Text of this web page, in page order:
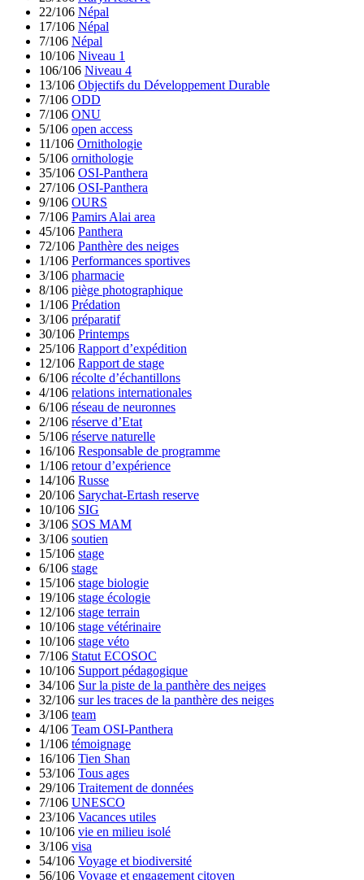
22/106 Népal
17/106 Népal
7/106 Népal
10/106 Niveau 1
106/106 Niveau 4
13/106 Objectifs du Développement Durable
7/106 ODD
7/106 ONU
5/106 open access
11/106 Ornithologie
5/106 ornithologie
35/106 OSI-Panthera
27/106 OSI-Panthera
9/106 OURS
7/106 Pamirs Alai area
45/106 Panthera
72/106 Panthère des neiges
1/106 Performances sportives
3/106 pharmacie
8/106 piège photographique
1/106 Prédation
3/106 préparatif
30/106 Printemps
25/106 Rapport d’expédition
12/106 Rapport de stage
6/106 récolte d’échantillons
4/106 relations internationales
6/106 réseau de neuronnes
2/106 réserve d’Etat
5/106 réserve naturelle
16/106 Responsable de programme
1/106 retour d’expérience
14/106 Russe
20/106 Sarychat-Ertash reserve
10/106 SIG
3/106 SOS MAM
3/106 soutien
15/106 stage
6/106 stage
15/106 stage biologie
19/106 stage écologie
12/106 stage terrain
10/106 stage vétérinaire
10/106 stage véto
7/106 Statut ECOSOC
10/106 Support pédagogique
34/106 Sur la piste de la panthère des neiges
32/106 sur les traces de la panthère des neiges
3/106 team
4/106 Team OSI-Panthera
1/106 témoignage
16/106 Tien Shan
53/106 Tous ages
29/106 Traitement de données
7/106 UNESCO
23/106 Vacances utiles
10/106 vie en milieu isolé
3/106 visa
54/106 Voyage et biodiversité
56/106 Voyage et engagement citoyen